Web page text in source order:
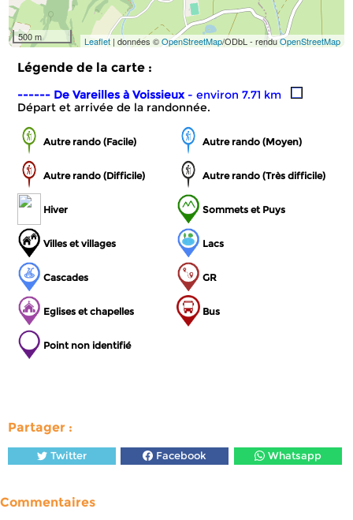
500 m Leaflet| données ©OpenStreetMap/ODbL - renduOpenStreetMap
Légende de la carte :
------ De Vareilles à Voissieux- environ 7.71 km
Départ et arrivée de la randonnée.
Autre rando (Facile) Autre rando (Moyen)
Autre rando (Difficile) Autre rando (Très difficile)
Hiver Sommets et Puys
Villes et villages Lacs
Cascades GR
Eglises et chapelles Bus
Point non identifié
Partager :
Twitter Facebook Whatsapp
Commentaires